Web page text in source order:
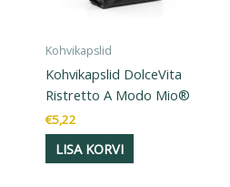
Kohvikapslid
Kohvikapslid DolceVita
Ristretto A Modo Mio®
€5,22
LISA KORVI